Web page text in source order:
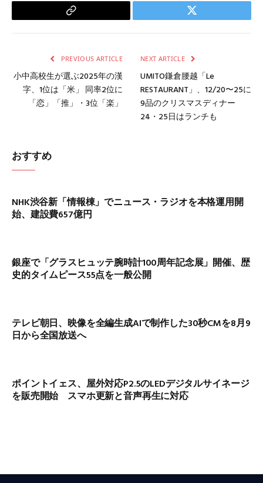
Copy
Twitter
PREVIOUS ARTICLE
小中高校生が選ぶ2025年の漢
字、1位は「米」 同率2位に
「恋」「推」・3位「楽」
NEXT ARTICLE
UMITO鎌倉腰越「Le
RESTAURANT」、12/20〜25に
9品のクリスマスディナー
24・25日はランチも
おすすめ
NHK渋谷新「情報棟」でニュース・ラジオを本格運用開
始、建設費657億円
銀座で「グラスヒュッテ腕時計100周年記念展」開催、歴
史的タイムピース55点を一般公開
テレビ朝日、映像を全編生成AIで制作した30秒CMを8月9
日から全国放送へ
ポイントイェス、屋外対応P2.5のLEDデジタルサイネージ
を販売開始 スマホ更新と音声再生に対応